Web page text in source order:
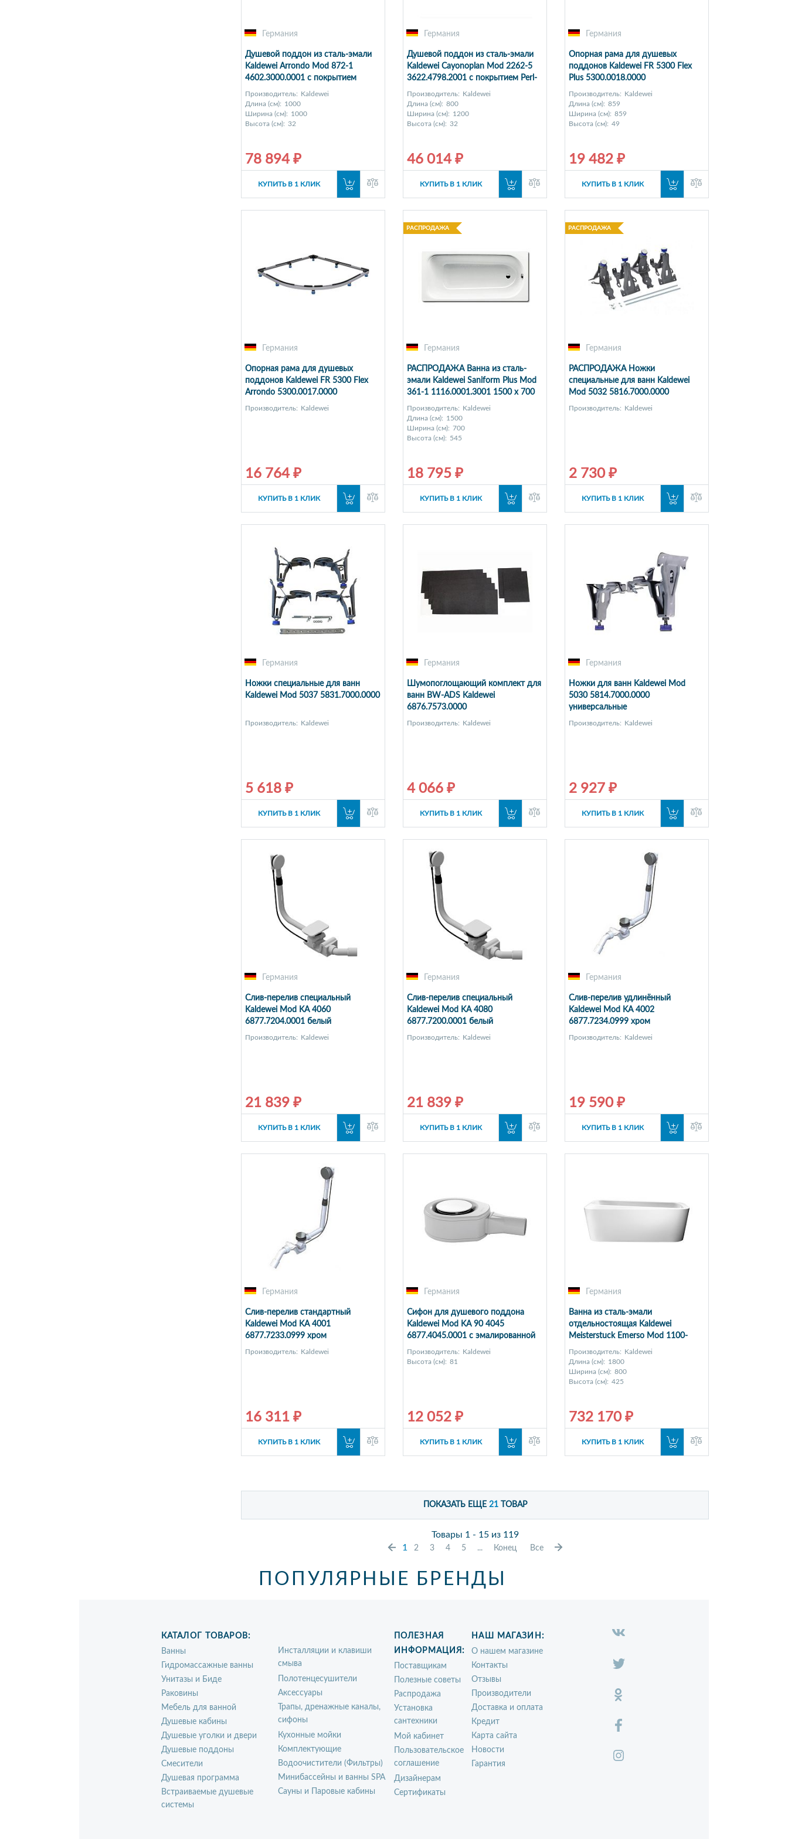
Германия
Душевой поддон из сталь-эмали
Kaldewei Arrondo Mod 872-1
4602.3000.0001 с покрытием
Antislip
Производитель: Kaldewei
Длина (см): 1000
Ширина (см): 1000
Высота (см): 32
78 894 ₽
КУПИТЬ В 1 КЛИК
Германия
Душевой поддон из сталь-эмали
Kaldewei Cayonoplan Mod 2262-5
3622.4798.2001 с покрытием Perl-
Effekt
Производитель: Kaldewei
Длина (см): 800
Ширина (см): 1200
Высота (см): 32
46 014 ₽
КУПИТЬ В 1 КЛИК
Германия
Опорная рама для душевых
поддонов Kaldewei FR 5300 Flex
Plus 5300.0018.0000
Производитель: Kaldewei
Длина (см): 859
Ширина (см): 859
Высота (см): 49
19 482 ₽
КУПИТЬ В 1 КЛИК
Германия
Опорная рама для душевых
поддонов Kaldewei FR 5300 Flex
Arrondo 5300.0017.0000
Производитель: Kaldewei
16 764 ₽
КУПИТЬ В 1 КЛИК
РАСПРОДАЖА
Германия
РАСПРОДАЖА Ванна из сталь-
эмали Kaldewei Saniform Plus Mod
361-1 1116.0001.3001 1500 х 700
мм с покрытием Perl-Effekt
Производитель:
Kaldewei
Длина (см): 1500
Ширина (см): 700
Высота (см): 545
18 795 ₽
КУПИТЬ В 1 КЛИК
РАСПРОДАЖА
Германия
РАСПРОДАЖА Ножки
специальные для ванн Kaldewei
Mod 5032 5816.7000.0000
Производитель: Kaldewei
2 730 ₽
КУПИТЬ В 1 КЛИК
Германия
Ножки специальные для ванн
Kaldewei Mod 5037 5831.7000.0000
Производитель: Kaldewei
5 618 ₽
КУПИТЬ В 1 КЛИК
Германия
Шумопоглощающий комплект для
ванн BW-ADS Kaldewei
6876.7573.0000
Производитель: Kaldewei
4 066 ₽
КУПИТЬ В 1 КЛИК
Германия
Ножки для ванн Kaldewei Mod
5030 5814.7000.0000
универсальные
Производитель: Kaldewei
2 927 ₽
КУПИТЬ В 1 КЛИК
Германия
Слив-перелив специальный
Kaldewei Mod KA 4060
6877.7204.0001 белый
Производитель: Kaldewei
21 839 ₽
КУПИТЬ В 1 КЛИК
Германия
Слив-перелив специальный
Kaldewei Mod KA 4080
6877.7200.0001 белый
Производитель: Kaldewei
21 839 ₽
КУПИТЬ В 1 КЛИК
Германия
Слив-перелив удлинённый
Kaldewei Mod KA 4002
6877.7234.0999 хром
Производитель: Kaldewei
19 590 ₽
КУПИТЬ В 1 КЛИК
Германия
Слив-перелив стандартный
Kaldewei Mod KA 4001
6877.7233.0999 хром
Производитель: Kaldewei
16 311 ₽
КУПИТЬ В 1 КЛИК
Германия
Сифон для душевого поддона
Kaldewei Mod KA 90 4045
6877.4045.0001 с эмалированной
крышкой
Производитель: Kaldewei
Высота (см): 81
12 052 ₽
КУПИТЬ В 1 КЛИК
Германия
Ванна из сталь-эмали
отдельностоящая Kaldewei
Meisterstuck Emerso Mod 1100-
4060 2011.4060.3001 1800 х 800
мм с покрытием Perl-Effekt
Производитель: Kaldewei
Длина (см): 1800
Ширина (см): 800
Высота (см): 425
732 170 ₽
КУПИТЬ В 1 КЛИК
ПОКАЗАТЬ ЕЩЕ21ТОВАР
Товары 1 - 15 из 119
1
2 3 4 5 ... Конец Все
ПОПУЛЯРНЫЕ БРЕНДЫ
КАТАЛОГ ТОВАРОВ:
Ванны
Гидромассажные ванны
Унитазы и Биде
Раковины
Мебель для ванной
Душевые кабины
Душевые уголки и двери
Душевые поддоны
Смесители
Душевая программа
Встраиваемые душевые
системы
Инсталляции и клавиши
смыва
Полотенцесушители
Аксессуары
Трапы, дренажные каналы,
сифоны
Кухонные мойки
Комплектующие
Водоочистители (Фильтры)
Минибассейны и ванны SPA
Сауны и Паровые кабины
ПОЛЕЗНАЯ
ИНФОРМАЦИЯ:
Поставщикам
Полезные советы
Распродажа
Установка
сантехники
Мой кабинет
Пользовательское
соглашение
Дизайнерам
Сертификаты
НАШ МАГАЗИН:
О нашем магазине
Контакты
Отзывы
Производители
Доставка и оплата
Кредит
Карта сайта
Новости
Гарантия